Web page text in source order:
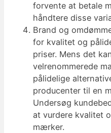
forvente at betale
håndtere disse
Brand og
for kvalitet og
priser. Mens det
velrenommerede
pålidelige
producenter til en
Undersøg
at vurdere kvalitet
mærker.